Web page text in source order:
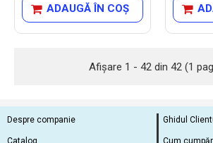
ADAUGĂ ÎN COŞ
Afişare 1 - 42 din 42 (1
Despre companie
Catalog
Ghidul
Cum